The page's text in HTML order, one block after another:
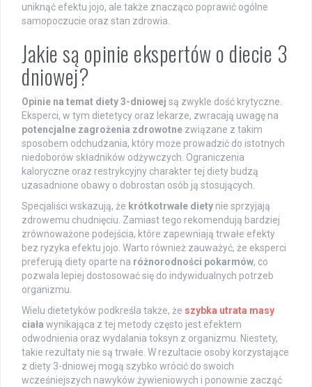
uniknąć efektu jojo, ale także znacząco poprawić ogólne
samopoczucie oraz stan zdrowia.
Jakie są opinie ekspertów o diecie 3
dniowej?
Opinie na temat diety 3-dniowej są zwykle dość krytyczne.
Eksperci, w tym dietetycy oraz lekarze, zwracają uwagę na
potencjalne zagrożenia zdrowotne związane z takim
sposobem odchudzania, który może prowadzić do istotnych
niedoborów składników odżywczych. Ograniczenia
kaloryczne oraz restrykcyjny charakter tej diety budzą
uzasadnione obawy o dobrostan osób ją stosujących.
Specjaliści wskazują, że krótkotrwałe diety nie sprzyjają
zdrowemu chudnięciu. Zamiast tego rekomendują bardziej
zrównoważone podejścia, które zapewniają trwałe efekty
bez ryzyka efektu jojo. Warto również zauważyć, że eksperci
preferują diety oparte na różnorodności pokarmów, co
pozwala lepiej dostosować się do indywidualnych potrzeb
organizmu.
Wielu dietetyków podkreśla także, że szybka utrata masy
ciała wynikająca z tej metody często jest efektem
odwodnienia oraz wydalania toksyn z organizmu. Niestety,
takie rezultaty nie są trwałe. W rezultacie osoby korzystające
z diety 3-dniowej mogą szybko wrócić do swoich
wcześniejszych nawyków żywieniowych i ponownie zacząć